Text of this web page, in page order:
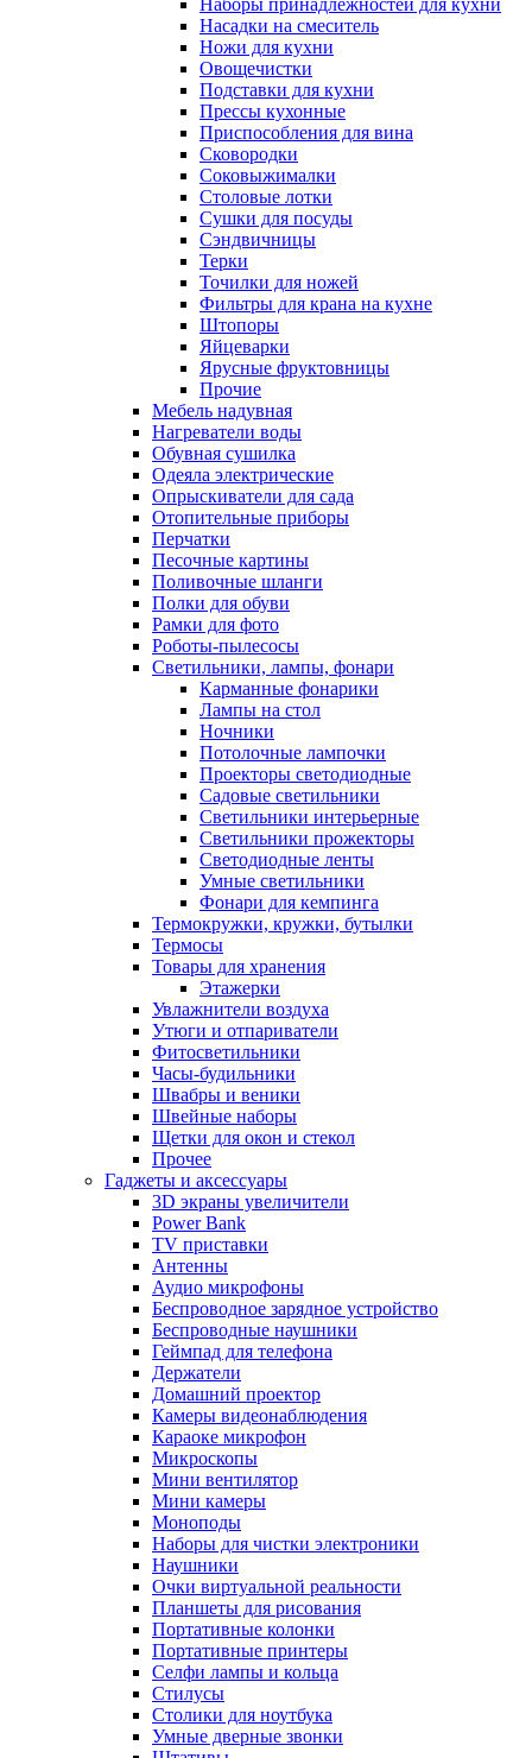
Наборы принадлежностей для кухни
Насадки на смеситель
Ножи для кухни
Овощечистки
Подставки для кухни
Прессы кухонные
Приспособления для вина
Сковородки
Соковыжималки
Столовые лотки
Сушки для посуды
Сэндвичницы
Терки
Точилки для ножей
Фильтры для крана на кухне
Штопоры
Яйцеварки
Ярусные фруктовницы
Прочие
Мебель надувная
Нагреватели воды
Обувная сушилка
Одеяла электрические
Опрыскиватели для сада
Отопительные приборы
Перчатки
Песочные картины
Поливочные шланги
Полки для обуви
Рамки для фото
Роботы-пылесосы
Светильники, лампы, фонари
Карманные фонарики
Лампы на стол
Ночники
Потолочные лампочки
Проекторы светодиодные
Садовые светильники
Светильники интерьерные
Светильники прожекторы
Светодиодные ленты
Умные светильники
Фонари для кемпинга
Термокружки, кружки, бутылки
Термосы
Товары для хранения
Этажерки
Увлажнители воздуха
Утюги и отпариватели
Фитосветильники
Часы-будильники
Швабры и веники
Швейные наборы
Щетки для окон и стекол
Прочее
Гаджеты и аксессуары
3D экраны увеличители
Power Bank
TV приставки
Антенны
Аудио микрофоны
Беспроводное зарядное устройство
Беспроводные наушники
Геймпад для телефона
Держатели
Домашний проектор
Камеры видеонаблюдения
Караоке микрофон
Микроскопы
Мини вентилятор
Мини камеры
Моноподы
Наборы для чистки электроники
Наушники
Очки виртуальной реальности
Планшеты для рисования
Портативные колонки
Портативные принтеры
Селфи лампы и кольца
Стилусы
Столики для ноутбука
Умные дверные звонки